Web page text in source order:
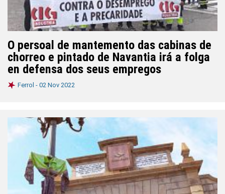
O persoal de mantemento das cabinas de
chorreo e pintado de Navantia irá a folga
en defensa dos seus empregos
Ferrol - 02 Nov 2022